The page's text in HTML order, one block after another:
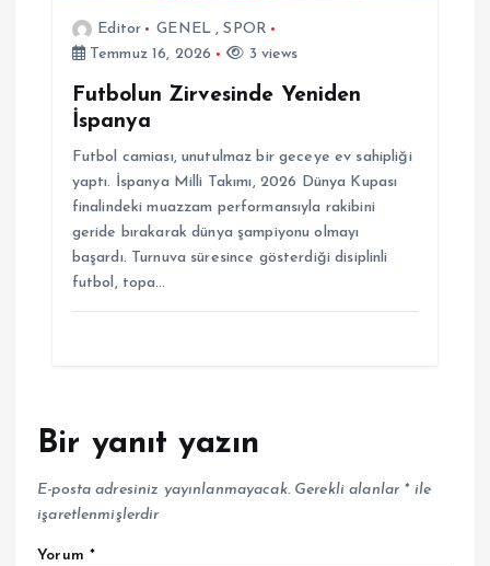
Editor GENEL,SPOR
Temmuz 16, 2026
3 views
Futbolun Zirvesinde Yeniden
İspanya
Futbol camiası, unutulmaz bir geceye ev sahipliği
yaptı. İspanya Milli Takımı, 2026 Dünya Kupası
finalindeki muazzam performansıyla rakibini
geride bırakarak dünya şampiyonu olmayı
başardı. Turnuva süresince gösterdiği disiplinli
futbol, topa…
Bir yanıt yazın
E-posta adresiniz yayınlanmayacak. Gerekli alanlar *ile
işaretlenmişlerdir
Yorum *